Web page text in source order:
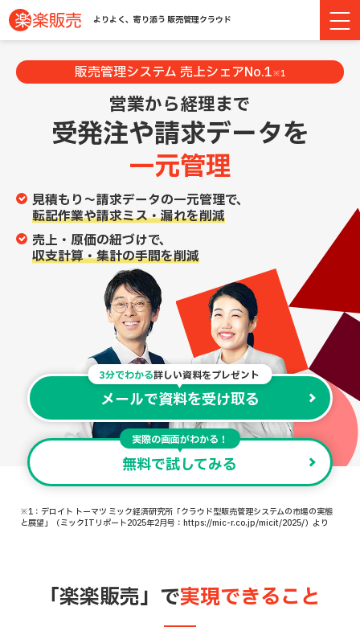
よりよく、寄り添う 販売管理クラウド
販売管理システム 売上シェアNo.1※1
営業から経理まで
受発注や請求データを
一元管理
見積もり～請求データの一元管理で、
転記作業や請求ミス・漏れを削減
売上・原価の紐づけで、
収支計算・集計の手間を削減
3分でわかる詳しい資料をプレゼント
メールで資料を受け取る
実際の画面がわかる！
無料で試してみる
※1：デロイト トーマツ ミック経済研究所「クラウド型販売管理システムの市場の実態
と展望」（ミックITリポート2025年2月号：https://mic-r.co.jp/micit/2025/）より
「楽楽販売」で実現できること